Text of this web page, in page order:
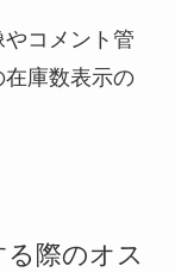
コメント管
庫数表示の
際のオス